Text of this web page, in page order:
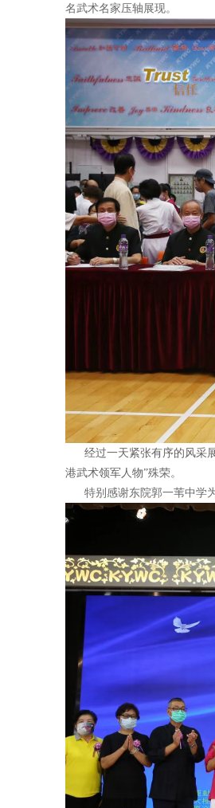
名武术名家压轴展现。
经过一天紧张有序的风采展
港武术领军人物”殊荣。
特别感谢东院郭一苇中学为